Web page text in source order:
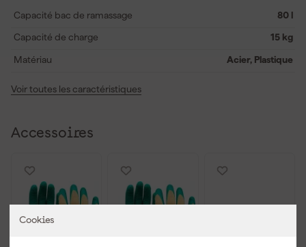
Cookies
FLEX iCore. Le pneu est de STARCO/KENDA. L'essieu est
étanchéifié contre la poussière et équipé de paliers à aiguilles
poudre noir protège le cadre contre les influences extérieures.
Capacité bac de ramassage
80 l
Capacité de charge 15 kg
Matériau Acier, Plastique
Voir toutes les caractéristiques
Accessoires